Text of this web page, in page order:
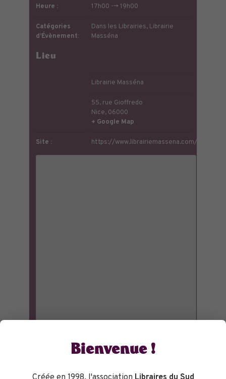
Heure : 17h00 --> 19h00
Catégories
d’Évènement:
Dans les Librairies, Librairie
Masséna
Lieu
Librairie Masséna
55, rue Gioffredo
Nice, 06000
+ Google Map
Site : https://www.librairiemassena.com/
Bienvenue !